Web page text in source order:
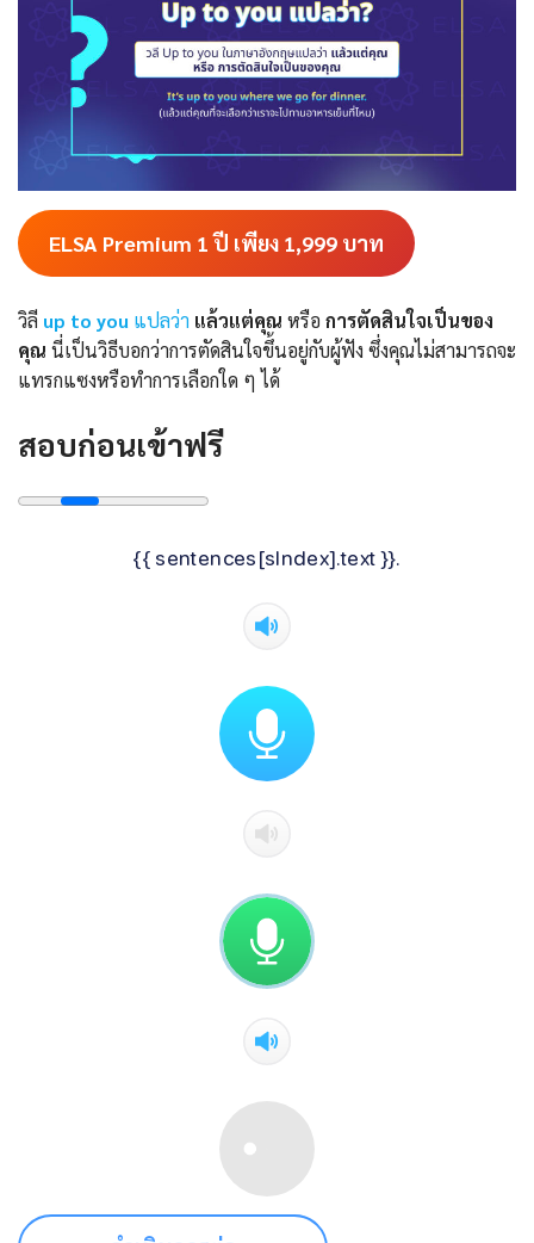
ELSA Premium 1 ปี เพียง 1,999 บาท
วิลี up to you แปลว่า แล้วแต่คุณ หรือ การตัดสินใจเป็นของ
คุณ นี่เป็นวิธีบอกว่าการตัดสินใจขึ้นอยู่กับผู้ฟัง ซึ่งคุณไม่สามารถจะ
แทรกแซงหรือทำการเลือกใด ๆ ได้
สอบก่อนเข้าฟรี
{{ sentences[sIndex].text }}.